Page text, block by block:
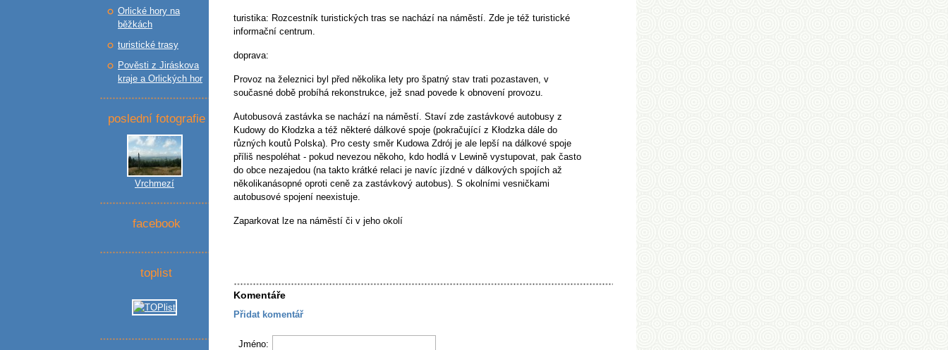
turistika: Rozcestník turistických tras se nachází na náměstí. Zde je též turistické
informační centrum.
doprava:
Provoz na železnici byl před několika lety pro špatný stav trati pozastaven, v
současné době probíhá rekonstrukce, jež snad povede k obnovení provozu.
Autobusová zastávka se nachází na náměstí. Staví zde zastávkové autobusy z
Kudowy do Kłodzka a též některé dálkové spoje (pokračující z Kłodzka dále do
různých koutů Polska). Pro cesty směr Kudowa Zdrój je ale lepší na dálkové spoje
příliš nespoléhat - pokud nevezou někoho, kdo hodlá v Lewině vystupovat, pak často
do obce nezajedou (na takto krátké relaci je navíc jízdné v dálkových spojích až
několikanásopné oproti ceně za zastávkový autobus). S okolními vesničkami
autobusové spojení neexistuje.
Zaparkovat lze na náměstí či v jeho okolí
Komentáře
Přidat komentář
Jméno:
Orlické hory na
běžkách
turistické trasy
Pověsti z Jiráskova
kraje a Orlických hor
poslední fotografie
Vrchmezí
facebook
toplist